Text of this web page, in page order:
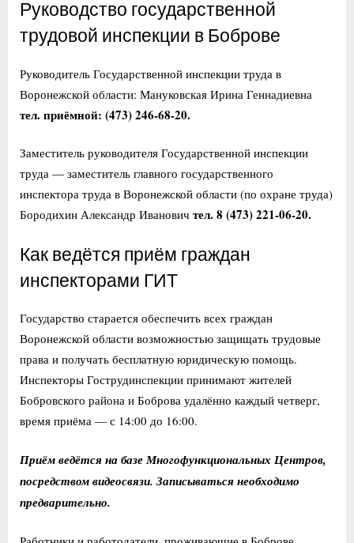
Руководство государственной
трудовой инспекции в Боброве
Руководитель Государственной инспекции труда в
Воронежской области: Мануковская Ирина Геннадиевна
тел. приёмной: (473) 246-68-20.
Заместитель руководителя Государственной инспекции
труда — заместитель главного государственного
инспектора труда в Воронежской области (по охране труда)
Бородихин Александр Иванович тел. 8 (473) 221-06-20.
Как ведётся приём граждан
инспекторами ГИТ
Государство старается обеспечить всех граждан
Воронежской области возможностью защищать трудовые
права и получать бесплатную юридическую помощь.
Инспекторы Гострудинспекции принимают жителей
Бобровского района и Боброва удалённо каждый четверг,
время приёма — с 14:00 до 16:00.
Приём ведётся на базе Многофункциональных Центров,
посредством видеосвязи. Записываться необходимо
предварительно.